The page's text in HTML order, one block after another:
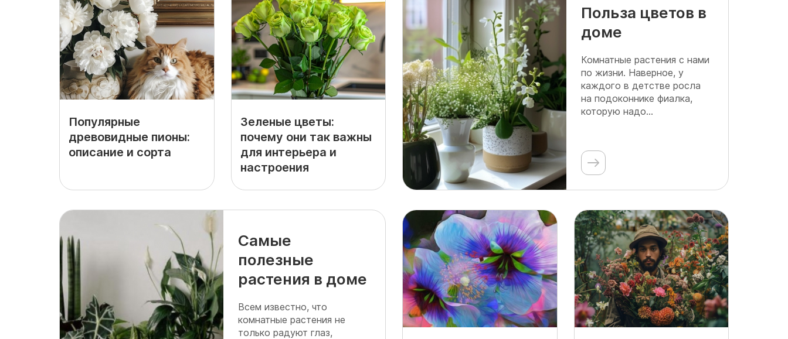
Популярные
древовидные пионы:
описание и сорта
Зеленые цветы:
почему они так важны
для интерьера и
настроения
Польза цветов в
доме
Комнатные растения с нами
по жизни. Наверное, у
каждого в детстве росла
на подоконнике фиалка,
которую надо...
Самые
полезные
растения в доме
Всем известно, что
комнатные растения не
только радуют глаз,